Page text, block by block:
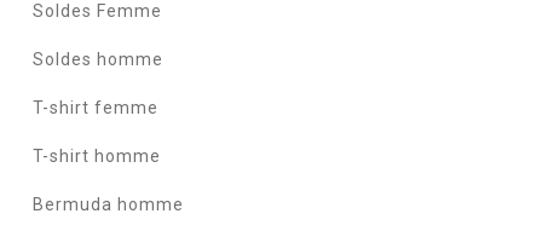
Soldes Femme
Soldes homme
T-shirt femme
T-shirt homme
Bermuda homme